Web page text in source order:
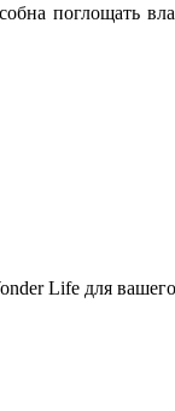
поглощать
Life для